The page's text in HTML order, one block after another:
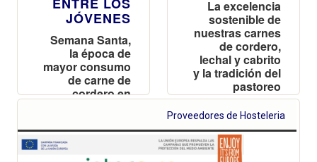
JÓVENES
Semana Santa,
la época de
mayor consumo
de carne de
cordero en
Navidad
La excelencia
sostenible de
nuestras carnes
de cordero,
lechal y cabrito
y la tradición del
pastoreo
integradas en la
imagen
premiada en la
categoría de
alimentación
Proveedores de Hosteleria